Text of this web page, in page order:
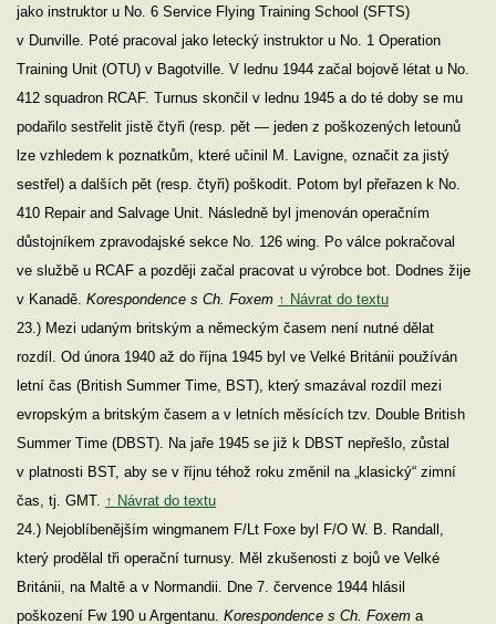
jako instruktor u No. 6 Service Flying Training School (SFTS)
v Dunville. Poté pracoval jako letecký instruktor u No. 1 Operation
Training Unit (OTU) v Bagotville. V lednu 1944 začal bojově létat u No.
412 squadron RCAF. Turnus skončil v lednu 1945 a do té doby se mu
podařilo sestřelit jistě čtyři (resp. pět — jeden z poškozených letounů
lze vzhledem k poznatkům, které učinil M. Lavigne, označit za jistý
sestřel) a dalších pět (resp. čtyři) poškodit. Potom byl přeřazen k No.
410 Repair and Salvage Unit. Následně byl jmenován operačním
důstojníkem zpravodajské sekce No. 126 wing. Po válce pokračoval
ve službě u RCAF a později začal pracovat u výrobce bot. Dodnes žije
v Kanadě. Korespondence s Ch. Foxem ↑ Návrat do textu
23.) Mezi udaným britským a německým časem není nutné dělat
rozdíl. Od února 1940 až do října 1945 byl ve Velké Británii používán
letní čas (British Summer Time, BST), který smazával rozdíl mezi
evropským a britským časem a v letních měsících tzv. Double British
Summer Time (DBST). Na jaře 1945 se již k DBST nepřešlo, zůstal
v platnosti BST, aby se v říjnu téhož roku změnil na „klasický“ zimní
čas, tj. GMT. ↑ Návrat do textu
24.) Nejoblíbenějším wingmanem F/Lt Foxe byl F/O W. B. Randall,
který prodělal tři operační turnusy. Měl zkušenosti z bojů ve Velké
Británii, na Maltě a v Normandii. Dne 7. července 1944 hlásil
poškození Fw 190 u Argentanu. Korespondence s Ch. Foxem a